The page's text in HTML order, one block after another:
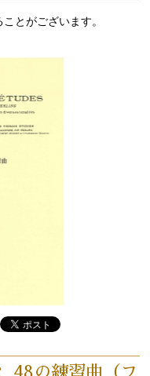
とがございます。
48の練習曲（フ